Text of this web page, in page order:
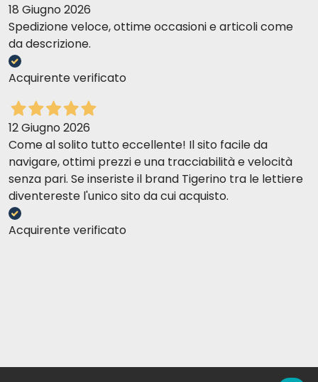
18 Giugno 2026
Spedizione veloce, ottime occasioni e articoli come
da descrizione.
Acquirente verificato
12 Giugno 2026
Come al solito tutto eccellente! Il sito facile da
navigare, ottimi prezzi e una tracciabilità e velocità
senza pari. Se inseriste il brand Tigerino tra le lettiere
diventereste l'unico sito da cui acquisto.
Acquirente verificato